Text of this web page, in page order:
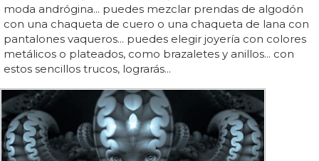
moda andrógina... puedes mezclar prendas de algodón
con una chaqueta de cuero o una chaqueta de lana con
pantalones vaqueros... puedes elegir joyería con colores
metálicos o plateados, como brazaletes y anillos... con
estos sencillos trucos, lograrás...